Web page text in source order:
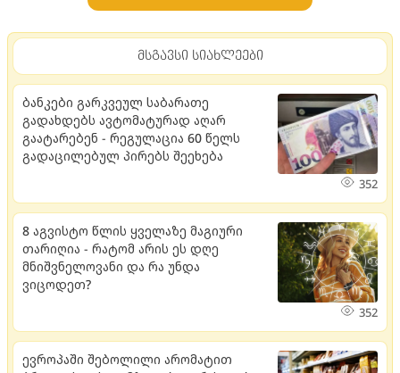
მსგავსი სიახლეები
ბანკები გარკვეულ საბარათე
გადახდებს ავტომატურად აღარ
გაატარებენ - რეგულაცია 60 წელს
გადაცილებულ პირებს შეეხება
352
8 აგვისტო წლის ყველაზე მაგიური
თარიღია - რატომ არის ეს დღე
მნიშვნელოვანი და რა უნდა
ვიცოდეთ?
352
ევროპაში შებოლილი არომატით